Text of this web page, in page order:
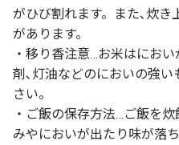
がひび割れます。また､炊き
があります。
・移り香注意…お米はにお
剤､灯油などのにおいの強
さい。
・ご飯の保存方法…ご飯を
みやにおいが出たり味が落